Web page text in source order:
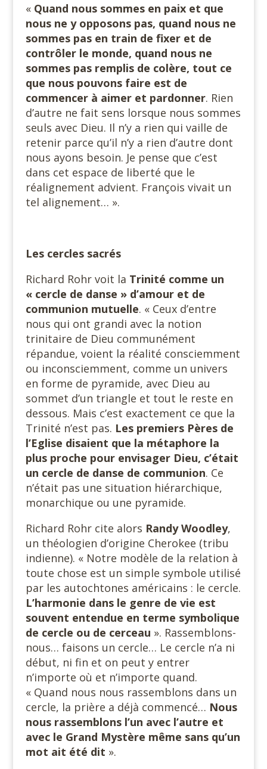
« Quand nous sommes en paix et que
nous ne y opposons pas, quand nous ne
sommes pas en train de fixer et de
contrôler le monde, quand nous ne
sommes pas remplis de colère, tout ce
que nous pouvons faire est de
commencer à aimer et pardonner. Rien
d’autre ne fait sens lorsque nous sommes
seuls avec Dieu. Il n’y a rien qui vaille de
retenir parce qu’il n’y a rien d’autre dont
nous ayons besoin. Je pense que c’est
dans cet espace de liberté que le
réalignement advient. François vivait un
tel alignement… ».
Les cercles sacrés
Richard Rohr voit la Trinité comme un
« cercle de danse » d’amour et de
communion mutuelle. « Ceux d’entre
nous qui ont grandi avec la notion
trinitaire de Dieu communément
répandue, voient la réalité consciemment
ou inconsciemment, comme un univers
en forme de pyramide, avec Dieu au
sommet d’un triangle et tout le reste en
dessous. Mais c’est exactement ce que la
Trinité n’est pas. Les premiers Pères de
l’Eglise disaient que la métaphore la
plus proche pour envisager Dieu, c’était
un cercle de danse de communion. Ce
n’était pas une situation hiérarchique,
monarchique ou une pyramide.
Richard Rohr cite alors Randy Woodley,
un théologien d’origine Cherokee (tribu
indienne). « Notre modèle de la relation à
toute chose est un simple symbole utilisé
par les autochtones américains : le cercle.
L’harmonie dans le genre de vie est
souvent entendue en terme symbolique
de cercle ou de cerceau ». Rassemblons-
nous… faisons un cercle… Le cercle n’a ni
début, ni fin et on peut y entrer
n’importe où et n’importe quand.
« Quand nous nous rassemblons dans un
cercle, la prière a déjà commencé… Nous
nous rassemblons l’un avec l’autre et
avec le Grand Mystère même sans qu’un
mot ait été dit ».